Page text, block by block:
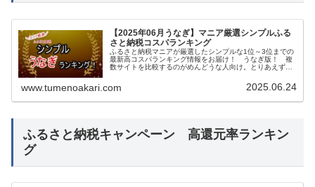
【2025年06月うなぎ】マニア厳選シンプルふる
さと納税コスパランキング
ふるさと納税マニアが厳選したシンプルな1位～3位までの
最新高コスパランキング情報をお届け！ うなぎ版！ 複
数サイトを比較するのがめんどうな人向け。とりあえずコ
www.tumenoakari.com 2025.06.24
ふるさと納税キャンペーン 高還元率ランキン
グ